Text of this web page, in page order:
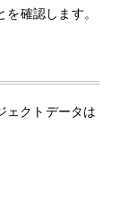
確認します。
ェクトデータは